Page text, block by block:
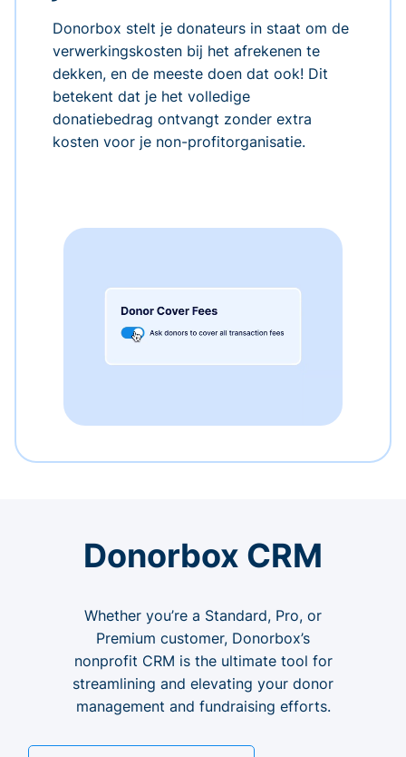
Donorbox stelt je donateurs in staat om de
verwerkingskosten bij het afrekenen te
dekken, en de meeste doen dat ook! Dit
betekent dat je het volledige
donatiebedrag ontvangt zonder extra
kosten voor je non-profitorganisatie.
Donorbox CRM
Whether you’re a Standard, Pro, or
Premium customer, Donorbox’s
nonprofit CRM is the ultimate tool for
streamlining and elevating your donor
management and fundraising efforts.